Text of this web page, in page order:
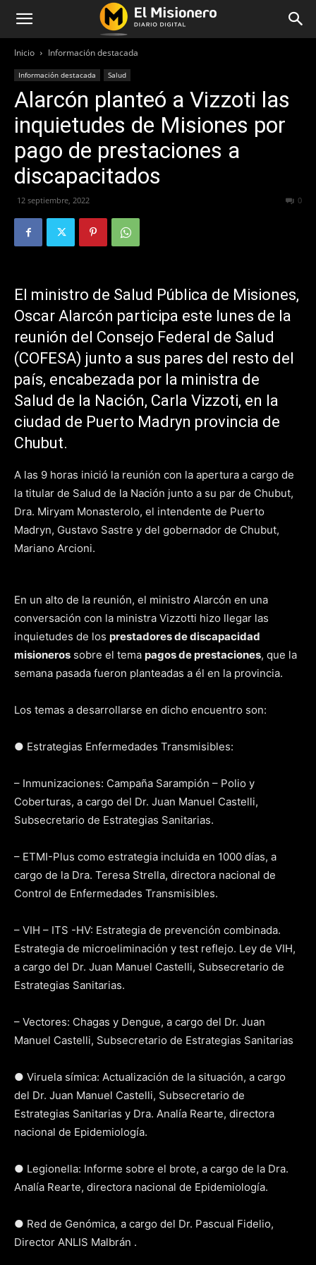
Inicio Información destacada
Información destacada Salud
Alarcón planteó a Vizzoti las
inquietudes de Misiones por
pago de prestaciones a
discapacitados
12 septiembre, 2022 0
El ministro de Salud Pública de Misiones,
Oscar Alarcón participa este lunes de la
reunión del Consejo Federal de Salud
(COFESA) junto a sus pares del resto del
país, encabezada por la ministra de
Salud de la Nación, Carla Vizzoti, en la
ciudad de Puerto Madryn provincia de
Chubut.
A las 9 horas inició la reunión con la apertura a cargo de
la titular de Salud de la Nación junto a su par de Chubut,
Dra. Miryam Monasterolo, el intendente de Puerto
Madryn, Gustavo Sastre y del gobernador de Chubut,
Mariano Arcioni.
En un alto de la reunión, el ministro Alarcón en una
conversación con la ministra Vizzotti hizo llegar las
inquietudes de los prestadores de discapacidad
misioneros sobre el tema pagos de prestaciones, que la
semana pasada fueron planteadas a él en la provincia.
Los temas a desarrollarse en dicho encuentro son:
● Estrategias Enfermedades Transmisibles:
– Inmunizaciones: Campaña Sarampión – Polio y
Coberturas, a cargo del Dr. Juan Manuel Castelli,
Subsecretario de Estrategias Sanitarias.
– ETMI-Plus como estrategia incluida en 1000 días, a
cargo de la Dra. Teresa Strella, directora nacional de
Control de Enfermedades Transmisibles.
– VIH – ITS -HV: Estrategia de prevención combinada.
Estrategia de microeliminación y test reflejo. Ley de VIH,
a cargo del Dr. Juan Manuel Castelli, Subsecretario de
Estrategias Sanitarias.
– Vectores: Chagas y Dengue, a cargo del Dr. Juan
Manuel Castelli, Subsecretario de Estrategias Sanitarias
● Viruela símica: Actualización de la situación, a cargo
del Dr. Juan Manuel Castelli, Subsecretario de
Estrategias Sanitarias y Dra. Analía Rearte, directora
nacional de Epidemiología.
● Legionella: Informe sobre el brote, a cargo de la Dra.
Analía Rearte, directora nacional de Epidemiología.
● Red de Genómica, a cargo del Dr. Pascual Fidelio,
Director ANLIS Malbrán .